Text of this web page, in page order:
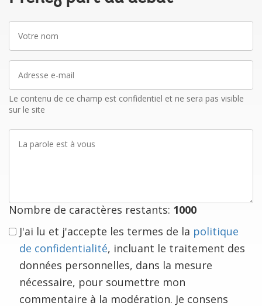
Votre
nom
Adresse
mail
Le contenu de ce champ est confidentiel et ne sera pas visible
sur le site
La
parole
Nombre de caractères restants: 1000
J'ai lu et j'accepte les termes de la politique
de confidentialité, incluant le traitement des
données personnelles, dans la mesure
nécessaire, pour soumettre mon
commentaire à la modération. Je consens